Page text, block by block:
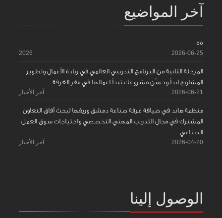
آخر المواضيع
55
2026-06-25
2026
المرحلة الثانية من البرنامج التدريبي العالمي في ريادة الأعمال وتطوير
المشاريع ابدأ وحسّن مشروعك تبدأ اعمالها في مقر الغرفة
2026-06-21 آخر الأخبار
منظمة هاند في ضيافة غرفة صناعة دمشق وريفها لبحث آفاق التعاون
المشترك في مجال التدريب المهني التخصصي واحتياجات سوق العمل
الصناعي
2026-04-20 آخر الأخبار
الوصول إلينا